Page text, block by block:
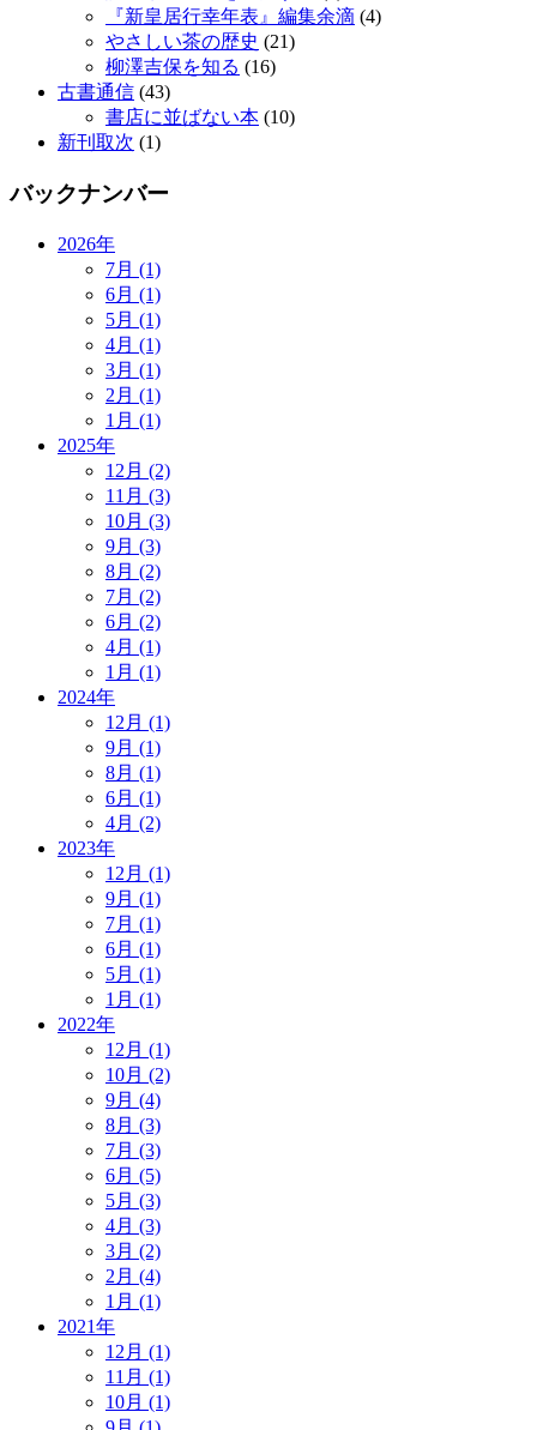
『新皇居行幸年表』編集余滴 (4)
やさしい茶の歴史 (21)
柳澤吉保を知る (16)
古書通信 (43)
書店に並ばない本 (10)
新刊取次 (1)
バックナンバー
2026年
7月 (1)
6月 (1)
5月 (1)
4月 (1)
3月 (1)
2月 (1)
1月 (1)
2025年
12月 (2)
11月 (3)
10月 (3)
9月 (3)
8月 (2)
7月 (2)
6月 (2)
4月 (1)
1月 (1)
2024年
12月 (1)
9月 (1)
8月 (1)
6月 (1)
4月 (2)
2023年
12月 (1)
9月 (1)
7月 (1)
6月 (1)
5月 (1)
1月 (1)
2022年
12月 (1)
10月 (2)
9月 (4)
8月 (3)
7月 (3)
6月 (5)
5月 (3)
4月 (3)
3月 (2)
2月 (4)
1月 (1)
2021年
12月 (1)
11月 (1)
10月 (1)